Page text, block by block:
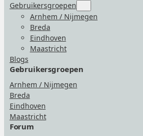
Gebruikersgroepen
for
“Gebruikersgroepen”
Arnhem / Nijmegen
Breda
Eindhoven
Maastricht
Blogs
Gebruikersgroepen
Arnhem / Nijmegen
Breda
Eindhoven
Maastricht
Forum